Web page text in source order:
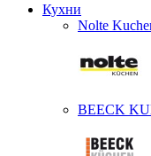
Кухни
Nolte
BEECK